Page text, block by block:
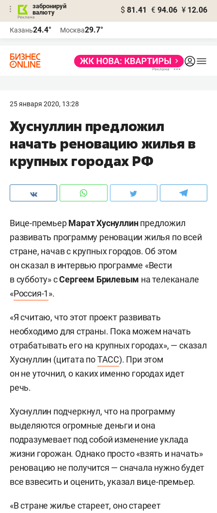
забронируй
валюту
$ 81.41 € 94.06 ¥ 12.06
Казань24.4° Москва29.7°
25 января 2020, 13:28
Хуснуллин предложил
начать реновацию жилья в
крупных городах РФ
Вице-премьерМарат Хуснуллинпредложил
развивать программу реновации жилья по всей
стране, начав с крупных городов. Об этом
он сказал в интервью программе «Вести
в субботу» сСергеем Брилевым на телеканале
«Россия-1».
«Я считаю, что этот проект развивать
необходимо для страны. Пока можем начать
отрабатывать его на крупных городах», — сказал
Хуснуллин (цитата поТАСС). При этом
он не уточнил, о каких именно городах идет
речь.
Хуснуллин подчеркнул, что на программу
выделяются огромные деньги и она
подразумевает под собой изменение уклада
жизни горожан. Однако просто «взять и начать»
реновацию не получится — сначала нужно будет
все взвесить и оценить, указал вице-премьер.
«В стране жилье стареет, оно стареет